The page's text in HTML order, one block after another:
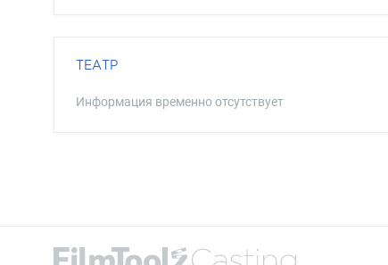
ТЕАТР
Информация временно отсутствует